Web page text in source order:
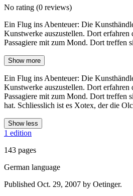
No rating (0 reviews)
Ein Flug ins Abenteuer: Die
Kunstwerke auszustellen. Dort
Passagiere mit zum Mond. Dort treffen
Show more
Ein Flug ins Abenteuer: Die
Kunstwerke auszustellen. Dort
Passagiere mit zum Mond. Dort treffen
hat. Schliesslich ist es Xotex, der die
Show less
1 edition
143 pages
German language
Published Oct. 29, 2007 by Oetinger.